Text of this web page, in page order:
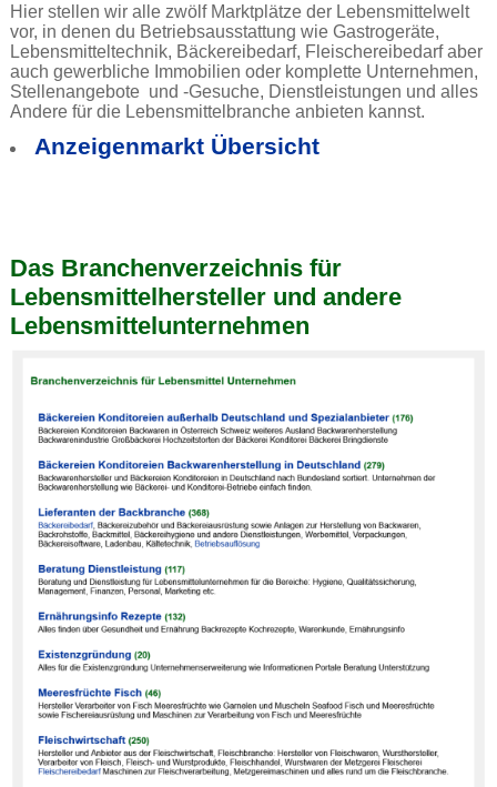
Hier stellen wir alle zwölf Marktplätze der Lebensmittelwelt
vor, in denen du Betriebsausstattung wie Gastrogeräte,
Lebensmitteltechnik, Bäckereibedarf, Fleischereibedarf aber
auch gewerbliche Immobilien oder komplette Unternehmen,
Stellenangebote und -Gesuche, Dienstleistungen und alles
Andere für die Lebensmittelbranche anbieten kannst.
Anzeigenmarkt Übersicht
Das Branchenverzeichnis für
Lebensmittelhersteller und andere
Lebensmittelunternehmen